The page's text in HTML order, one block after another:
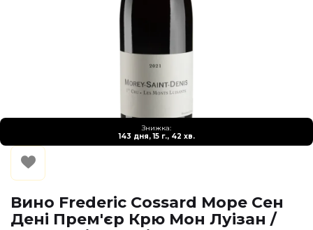
Знижка:
143 дня, 15 г., 42 хв.
Вино Frederic Cossard Море Сен
Дені Прем'єр Крю Мон Луізан /